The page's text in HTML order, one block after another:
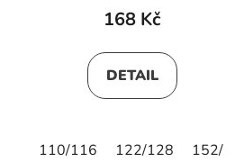
168 Kč
DETAIL
110/116 122/128 152/